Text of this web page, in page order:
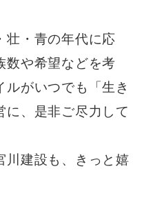
壮・青の年代に応
数や希望などを考
ルがいつでも「生き
に、是非ご尽力して
川建設も、きっと嬉